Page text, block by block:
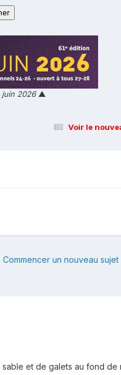
2026▲
Voir le
Commencer un nouveau sujet
et de galets au fond de